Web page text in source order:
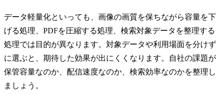
データ軽量化といっても、画像の画質を保ちながら容量を下
げる処理、PDFを圧縮する処理、検索対象データを整理する
処理では目的が異なります。対象データや利用場面を分けず
に選ぶと、期待した効果が出にくくなります。自社の課題が
保管容量なのか、配信速度なのか、検索効率なのかを整理し
ましょう。